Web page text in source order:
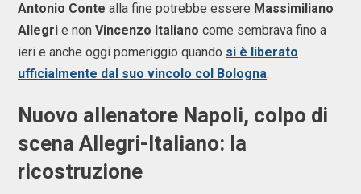
Antonio Conte alla fine potrebbe essere Massimiliano
Allegri e non Vincenzo Italiano come sembrava fino a
ieri e anche oggi pomeriggio quando si è liberato
ufficialmente dal suo vincolo col Bologna.
Nuovo allenatore Napoli, colpo di
scena Allegri-Italiano: la
ricostruzione